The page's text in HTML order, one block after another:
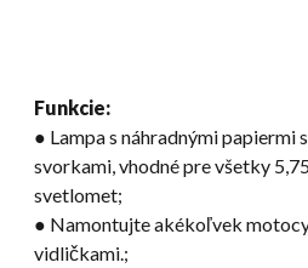
Funkcie:
● Lampa s náhradnými papiermi
svorkami, vhodné pre všetky
svetlomet;
● Namontujte akékoľvek
vidličkami.;